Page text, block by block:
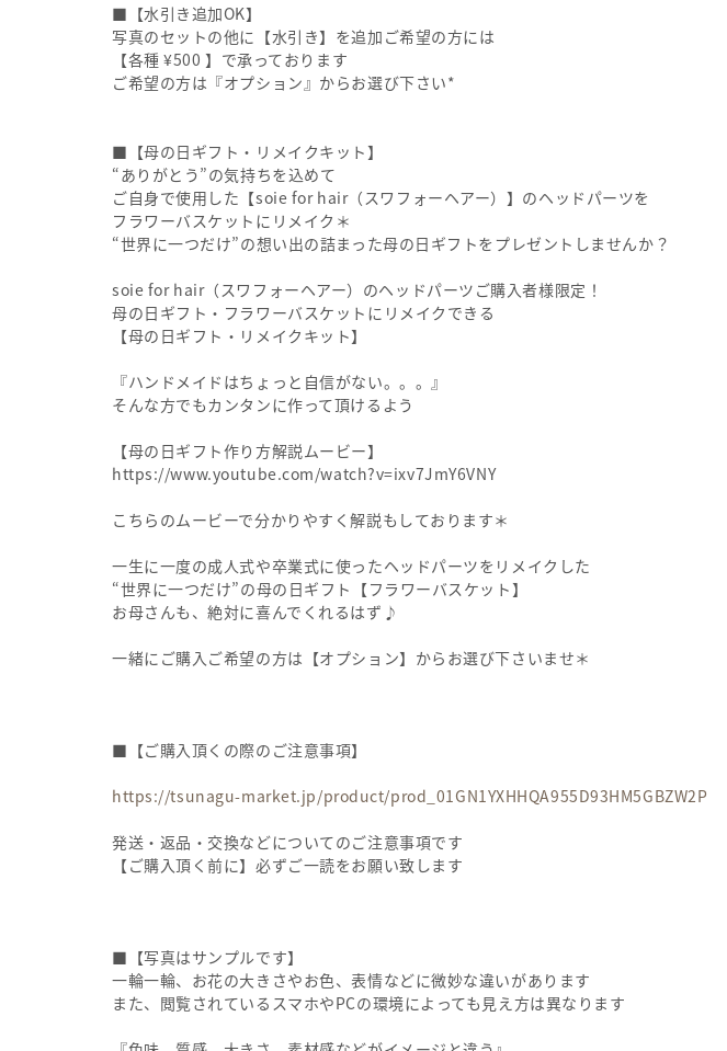
■【水引き追加OK】
写真のセットの他に【水引き】を追加ご希望の方には
【各種 ¥500 】で承っております
ご希望の方は『オプション』からお選び下さい*
■【母の日ギフト・リメイクキット】
“ありがとう”の気持ちを込めて
ご自身で使用した【soie for hair（スワフォーヘアー）】のヘッドパーツを
フラワーバスケットにリメイク＊
“世界に一つだけ”の想い出の詰まった母の日ギフトをプレゼントしませんか？
soie for hair（スワフォーヘアー）のヘッドパーツご購入者様限定！
母の日ギフト・フラワーバスケットにリメイクできる
【母の日ギフト・リメイクキット】
『ハンドメイドはちょっと自信がない。。。』
そんな方でもカンタンに作って頂けるよう
【母の日ギフト作り方解説ムービー】
https://www.youtube.com/watch?v=ixv7JmY6VNY
こちらのムービーで分かりやすく解説もしております＊
一生に一度の成人式や卒業式に使ったヘッドパーツをリメイクした
“世界に一つだけ”の母の日ギフト【フラワーバスケット】
お母さんも、絶対に喜んでくれるはず♪
一緒にご購入ご希望の方は【オプション】からお選び下さいませ＊
■【ご購入頂くの際のご注意事項】
https://tsunagu-market.jp/product/prod_01GN1YXHHQA955D93HM5GBZW2P
発送・返品・交換などについてのご注意事項です
【ご購入頂く前に】必ずご一読をお願い致します
■【写真はサンプルです】
一輪一輪、お花の大きさやお色、表情などに微妙な違いがあります
また、閲覧されているスマホやPCの環境によっても見え方は異なります